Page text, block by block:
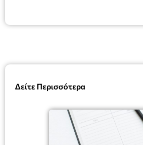
Δείτε Περισσότερα